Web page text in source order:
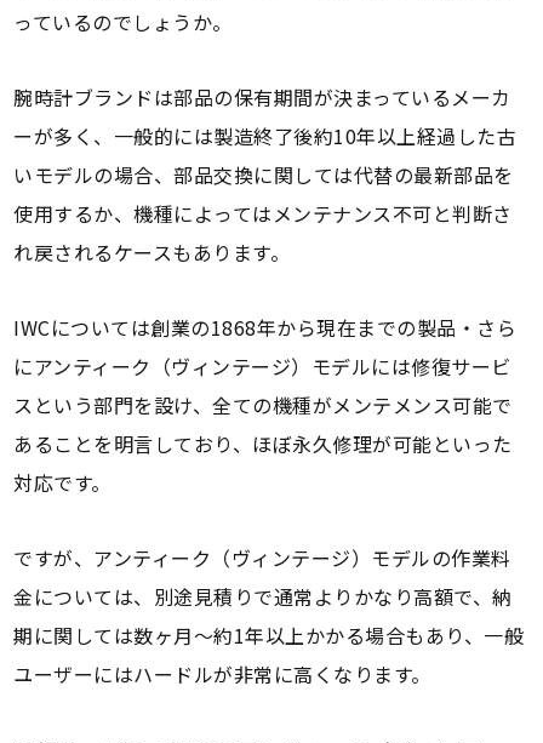
っているのでしょうか。
腕時計ブランドは部品の保有期間が決まっているメーカ
ーが多く、一般的には製造終了後約10年以上経過した古
いモデルの場合、部品交換に関しては代替の最新部品を
使用するか、機種によってはメンテナンス不可と判断さ
れ戻されるケースもあります。
IWCについては創業の1868年から現在までの製品・さら
にアンティーク（ヴィンテージ）モデルには修復サービ
スという部門を設け、全ての機種がメンテメンス可能で
あることを明言しており、ほぼ永久修理が可能といった
対応です。
ですが、アンティーク（ヴィンテージ）モデルの作業料
金については、別途見積りで通常よりかなり高額で、納
期に関しては数ヶ月～約1年以上かかる場合もあり、一般
ユーザーにはハードルが非常に高くなります。